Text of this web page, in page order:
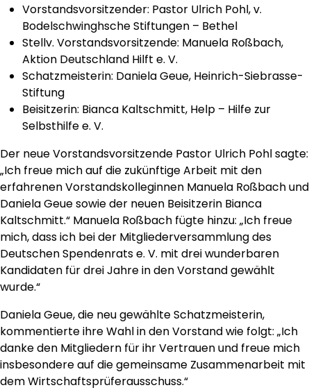
Vorstandsvorsitzender: Pastor Ulrich Pohl, v.
Bodelschwinghsche Stiftungen – Bethel
Stellv. Vorstandsvorsitzende: Manuela Roßbach,
Aktion Deutschland Hilft e. V.
Schatzmeisterin: Daniela Geue, Heinrich-Siebrasse-
Stiftung
Beisitzerin: Bianca Kaltschmitt, Help – Hilfe zur
Selbsthilfe e. V.
Der neue Vorstandsvorsitzende Pastor Ulrich Pohl sagte:
„Ich freue mich auf die zukünftige Arbeit mit den
erfahrenen Vorstandskolleginnen Manuela Roßbach und
Daniela Geue sowie der neuen Beisitzerin Bianca
Kaltschmitt.“ Manuela Roßbach fügte hinzu: „Ich freue
mich, dass ich bei der Mitgliederversammlung des
Deutschen Spendenrats e. V. mit drei wunderbaren
Kandidaten für drei Jahre in den Vorstand gewählt
wurde.“
Daniela Geue, die neu gewählte Schatzmeisterin,
kommentierte ihre Wahl in den Vorstand wie folgt: „Ich
danke den Mitgliedern für ihr Vertrauen und freue mich
insbesondere auf die gemeinsame Zusammenarbeit mit
dem Wirtschaftsprüferausschuss.“